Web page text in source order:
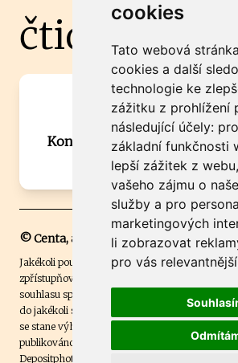
cookies
Tato webová
cookies a další
technologie ke
zážitku z prohlížení
následující účely:
základní funkčnosti
lepší zážitek z webu,
vašeho zájmu o
služby a pro
marketingových
li zobrazovat
pro vás relevantnější
čtidoma.cz
Máte zajímavou
spolupracovat?
Kontaktujte šéfredaktora
© Centa, a.s.
Jakékoli použití obsahu včetně převzetí, šíření či
zpřístupňování textových či obrazových
souhlasu společnosti Centa,a.s. je zakázáno.
do jakékoli soutěže na našem webu dává
se stane výhercem této soutěže, může být jeho
publikováno. Centa, a.s. využívala licenci ČTK a
Depositphotos